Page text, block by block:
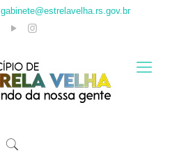
gabinete@estrelavelha.rs.gov.br